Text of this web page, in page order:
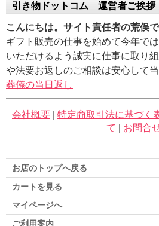
引き物ドットコム 運営者ご挨拶
こんにちは。サイト責任者の荒俣で
ギフト販売の仕事を始めて今年で
いただけるよう誠実に仕事に取り
や法要お返しのご相談は安心して
葬儀の当日返し
会社概要 特定商取引法に基づく
て
お問合
お店のトップへ戻る
カートを見る
マイページへ
ご利用案内